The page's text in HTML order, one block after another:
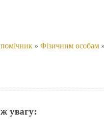
» Фізичним особам»
увагу: